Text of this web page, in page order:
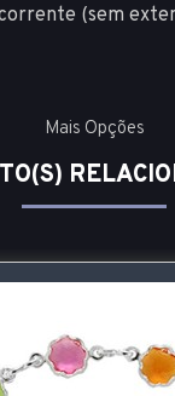
(sem
Mais Opções